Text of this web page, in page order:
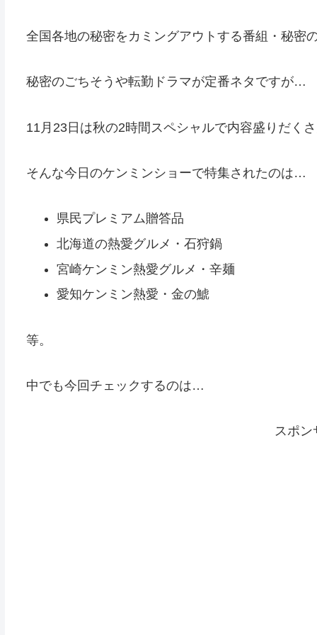
全国各地の秘密をカミングアウトする番組・秘密
秘密のごちそうや転勤ドラマが定番ネタですが…
11月23日は秋の2時間スペシャルで内容盛りだくさ
そんな今日のケンミンショーで特集されたのは…
県民プレミアム贈答品
北海道の熱愛グルメ・石狩鍋
宮崎ケンミン熱愛グルメ・辛麺
愛知ケンミン熱愛・金の鯱
等。
中でも今回チェックするのは…
スポン